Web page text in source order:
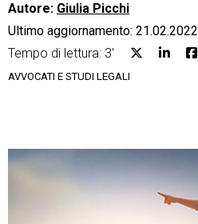
Ecommerce
Email Marketing
Autore: Giulia Picchi
Ultimo aggiornamento: 21.02.2022
Tempo di lettura: 3'
AVVOCATI E STUDI LEGALI